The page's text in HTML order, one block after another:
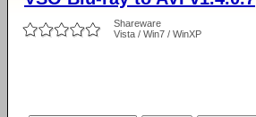
Shareware
Vista / Win7 / WinXP